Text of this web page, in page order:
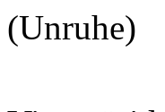
(Unruhe)